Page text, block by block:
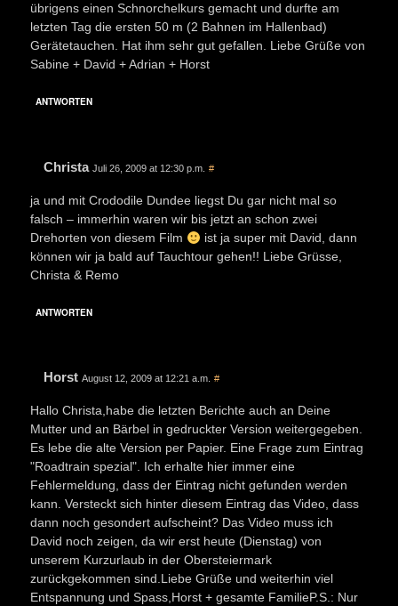
übrigens einen Schnorchelkurs gemacht und durfte am
letzten Tag die ersten 50 m (2 Bahnen im Hallenbad)
Gerätetauchen. Hat ihm sehr gut gefallen. Liebe Grüße von
Sabine + David + Adrian + Horst
ANTWORTEN
Christa Juli 26, 2009 at 12:30 p.m. #
ja und mit Crododile Dundee liegst Du gar nicht mal so
falsch – immerhin waren wir bis jetzt an schon zwei
Drehorten von diesem Film
ist ja super mit David, dann
können wir ja bald auf Tauchtour gehen!! Liebe Grüsse,
Christa & Remo
ANTWORTEN
Horst August 12, 2009 at 12:21 a.m. #
Hallo Christa,habe die letzten Berichte auch an Deine
Mutter und an Bärbel in gedruckter Version weitergegeben.
Es lebe die alte Version per Papier. Eine Frage zum Eintrag
"Roadtrain spezial". Ich erhalte hier immer eine
Fehlermeldung, dass der Eintrag nicht gefunden werden
kann. Versteckt sich hinter diesem Eintrag das Video, dass
dann noch gesondert aufscheint? Das Video muss ich
David noch zeigen, da wir erst heute (Dienstag) von
unserem Kurzurlaub in der Obersteiermark
zurückgekommen sind.Liebe Grüße und weiterhin viel
Entspannung und Spass,Horst + gesamte FamilieP.S.: Nur